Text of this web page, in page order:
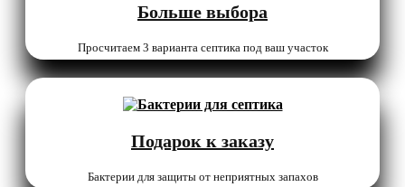
Больше выбора
Просчитаем 3 варианта септика под ваш участок
Подарок к заказу
Бактерии для защиты от неприятных запахов